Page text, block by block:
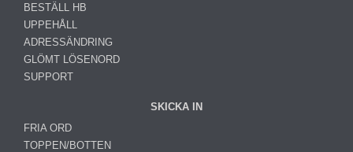
BESTÄLL HB
UPPEHÅLL
ADRESSÄNDRING
GLÖMT LÖSENORD
SUPPORT
SKICKA IN
FRIA ORD
TOPPEN/BOTTEN